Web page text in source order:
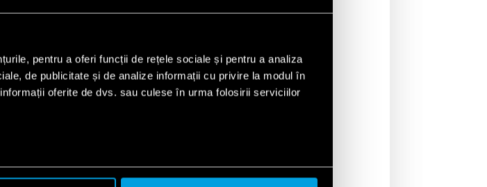
pentru a oferi funcții de rețele sociale și pentru a analiza
de publicitate și de analize informații cu privire la modul în
oferite de dvs. sau culese în urma folosirii serviciilor